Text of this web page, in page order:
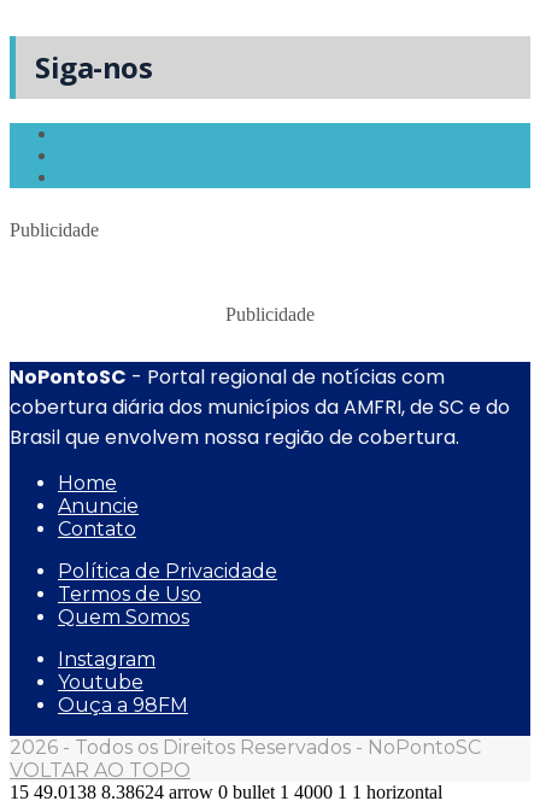
Siga-nos
Publicidade
Publicidade
NoPontoSC - Portal regional de notícias com
cobertura diária dos municípios da AMFRI, de SC e do
Brasil que envolvem nossa região de cobertura.
Home
Anuncie
Contato
Política de Privacidade
Termos de Uso
Quem Somos
Instagram
Youtube
Ouça a 98FM
2026 - Todos os Direitos Reservados - NoPontoSC
VOLTAR AO TOPO
15 49.0138 8.38624 arrow 0 bullet 1 4000 1 1 horizontal